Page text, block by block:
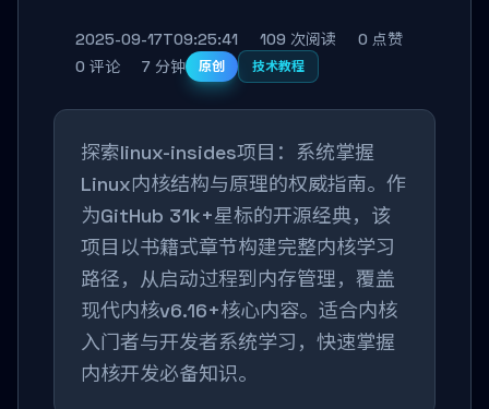
2025-09-17T09:25:41 109 次阅读
0 点赞
0 评论
7 分钟 原创 技术教程
探索linux-insides项目：系统掌握
Linux内核结构与原理的权威指南。作
为GitHub 31k+星标的开源经典，该
项目以书籍式章节构建完整内核学习
路径，从启动过程到内存管理，覆盖
现代内核v6.16+核心内容。适合内核
入门者与开发者系统学习，快速掌握
内核开发必备知识。